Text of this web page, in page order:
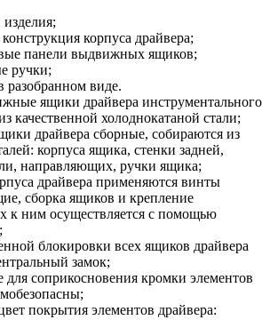
корпуса драйвера;
панели выдвижных ящиков;
ручки;
разобранном виде.
ящики драйвера инструментального
качественной холоднокатаной стали;
драйвера сборные, собираются из
корпуса ящика, стенки задней,
направляющих, ручки ящика;
драйвера применяются винты
сборка ящиков и крепление
к ним осуществляется с помощью
блокировки всех ящиков драйвера
замок;
для соприкосновения кромки элементов
покрытия элементов драйвера: